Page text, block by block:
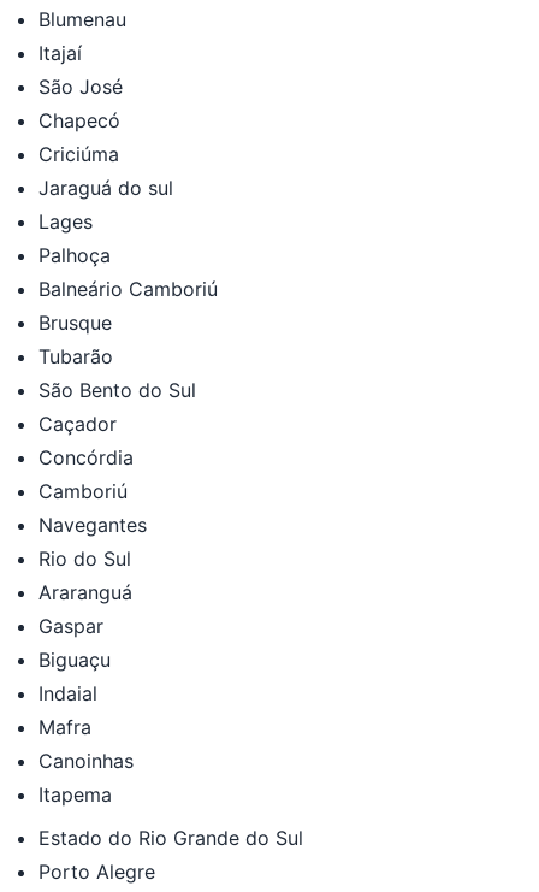
Blumenau
Itajaí
São José
Chapecó
Criciúma
Jaraguá do sul
Lages
Palhoça
Balneário Camboriú
Brusque
Tubarão
São Bento do Sul
Caçador
Concórdia
Camboriú
Navegantes
Rio do Sul
Araranguá
Gaspar
Biguaçu
Indaial
Mafra
Canoinhas
Itapema
Estado do Rio Grande do Sul
Porto Alegre